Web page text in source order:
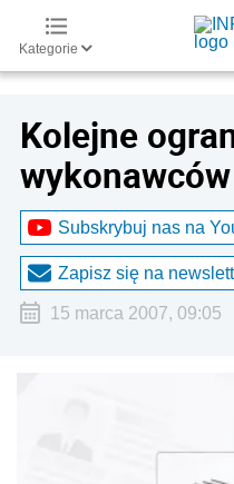
Kategorie
Kolejne
wykonawców
Subskrybuj nas na
Zapisz się na
15 marca 2007, 09:05